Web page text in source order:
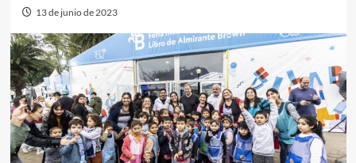
13 de junio de 2023